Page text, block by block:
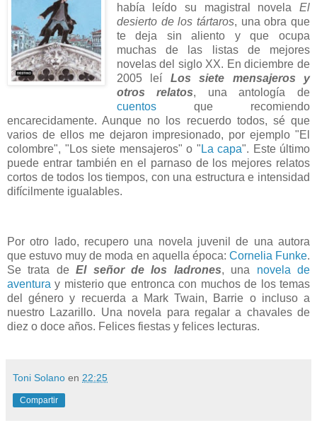
había leído su magistral novela El
desierto de los tártaros, una obra que
te deja sin aliento y que ocupa
muchas de las listas de mejores
novelas del siglo XX. En diciembre de
2005 leí Los siete mensajeros y
otros relatos, una antología de
cuentosque recomiendo
encarecidamente. Aunque no los recuerdo todos, sé que
varios de ellos me dejaron impresionado, por ejemplo "El
colombre", "Los siete mensajeros" o " La capa". Este último
puede entrar también en el parnaso de los mejores relatos
cortos de todos los tiempos, con una estructura e intensidad
difícilmente igualables.
Por otro lado, recupero una novela juvenil de una autora
que estuvo muy de moda en aquella época: Cornelia Funke.
Se trata deEl señor de los ladrones, una novela de
aventura y misterio que entronca con muchos de los temas
del género y recuerda a Mark Twain, Barrie o incluso a
nuestro Lazarillo. Una novela para regalar a chavales de
diez o doce años. Felices fiestas y felices lecturas.
Toni Solano en 22:25
Compartir